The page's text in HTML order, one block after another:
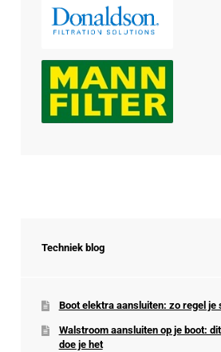
Techniek blog
Boot elektra aansluiten: zo regel je
Walstroom aansluiten op je boot:
doe je het